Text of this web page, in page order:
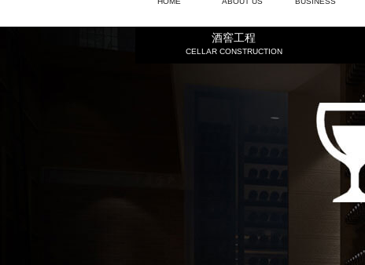
酒窖工程
CELLAR CONSTRUCTION